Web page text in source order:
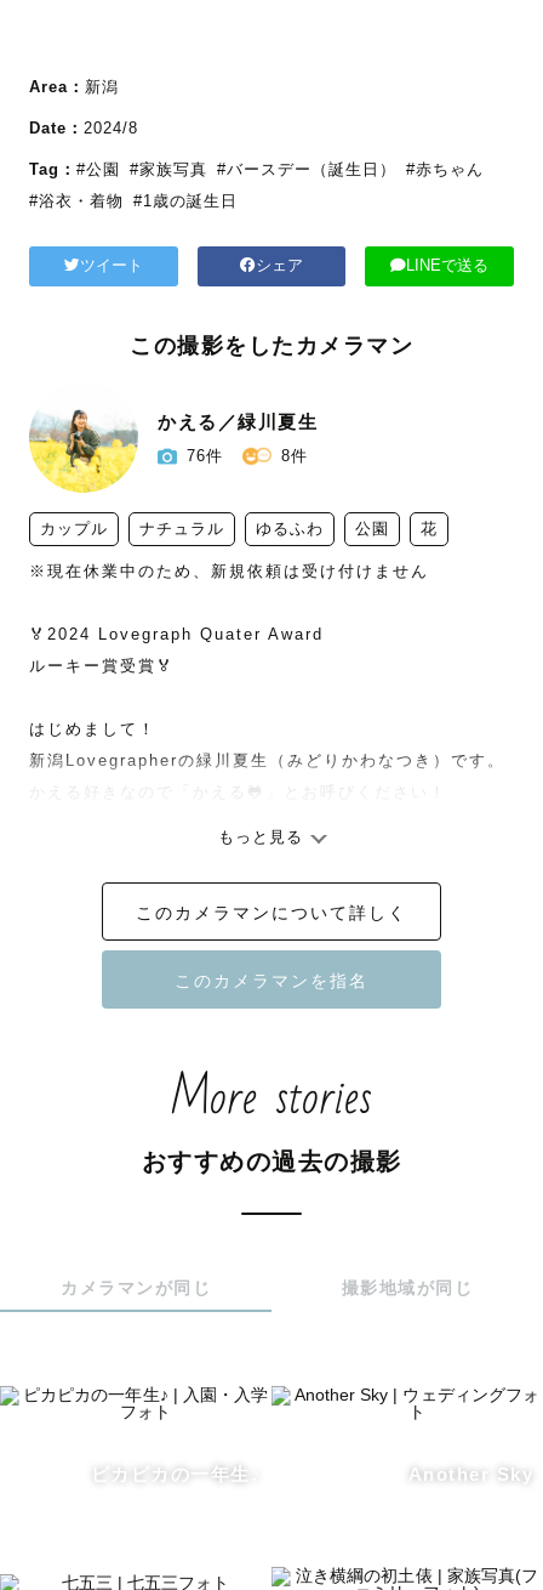
Area： 新潟
Date： 2024/8
Tag： #公園 #家族写真 #バースデー（誕生日）
#赤ちゃん
#浴衣・着物
#1歳の誕生日
ツイート シェア LINEで送る
この撮影をしたカメラマン
かえる／緑川夏生
76件 8件
カップル ナチュラル ゆるふわ 公園 花
※現在休業中のため、新規依頼は受け付けません
🏅2024 Lovegraph Quater Award
ルーキー賞受賞🏅
はじめまして！
新潟Lovegrapherの緑川夏生（みどりかわなつき）です。
かえる好きなので「かえる🐸」とお呼びください！
撮影中はもちろんのこと、写真を振り返るたびに思わずほ
ほえんでしまうような、心温まる写真を届けます。
ロケーションを生かしたカップルやファミリー撮影が得意
新潟や秋田に５年以上住んでいます。日本の四季折々な景
色の魅力を存分に生かして撮影します！
【撮影スタイル】
当日も一緒に楽しみながら撮影しましょう！
写真からゲスト様の関係性や雰囲気が滲み出るような、自
然体な姿を撮ります。
交通費をご負担いただければ、全国や国外など、どこでも
もっと見る
このカメラマンについて詳しく
More stories
おすすめの過去の撮影
カメラマンが同じ 撮影地域が同じ
ピカピカの一年生♪ Another Sky